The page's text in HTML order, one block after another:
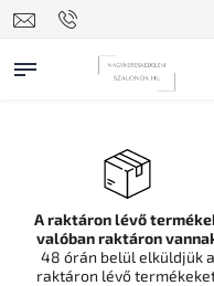
A raktáron lévő
valóban raktáron
48 órán belül elküldjük a
raktáron lévő